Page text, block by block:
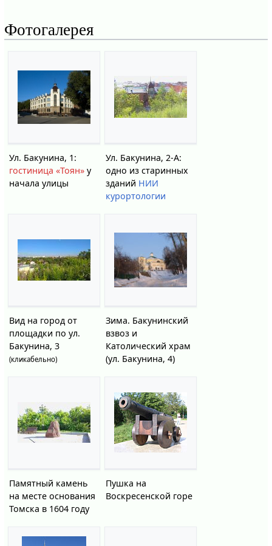
Фотогалерея
Ул. Бакунина, 1:
гостиница «Тоян»у
начала улицы
Ул. Бакунина, 2-А:
одно из старинных
зданий НИИ
курортологии
Вид на город от
площадки по ул.
Бакунина, 3
(кликабельно)
Зима. Бакунинский
взвоз и
Католический храм
(ул. Бакунина, 4)
Памятный камень
на месте основания
Томска в 1604 году
Пушка на
Воскресенской горе